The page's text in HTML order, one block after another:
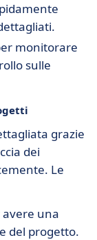
monitorare
sulle
grazie
dei
Le
avere una
del progetto.